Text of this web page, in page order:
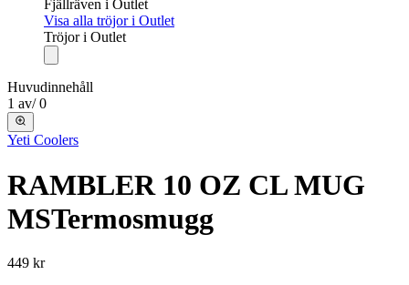
Fjällräven i Outlet
Visa alla tröjor i Outlet
Tröjor i Outlet
Huvudinnehåll
1 av/ 0
Yeti Coolers
RAMBLER 10 OZ CL MUG
MSTermosmugg
449 kr